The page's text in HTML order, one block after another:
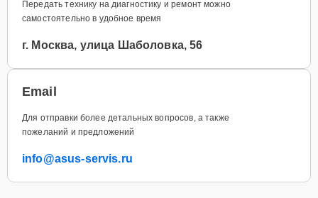
Передать технику на диагностику и ремонт можно
самостоятельно в удобное время
г. Москва, улица Шаболовка, 56
Email
Для отправки более детальных вопросов, а также
пожеланий и предложений
info@asus-servis.ru